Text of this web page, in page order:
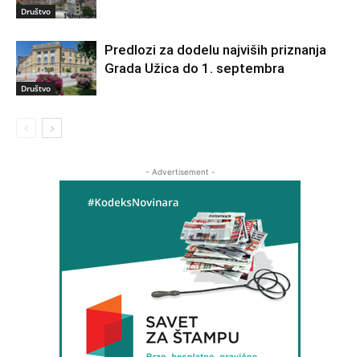
Društvo
Društvo
Predlozi za dodelu najviših priznanja
Grada Užica do 1. septembra
- Advertisement -